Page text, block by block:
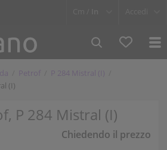
Petrof
P 284 Mistral (I)
(I)
P 284 Mistral (I)
Chiedendo il prezzo